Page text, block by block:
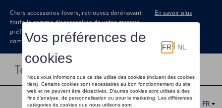
Chers accessoires-lovers, retrouvez dorénavant
toute la gamme d’accessoires de votre marque
préférée sous forme de catalogue à
commander auprès de votre concessionaire.
En savoir plus
Toggle navigation
FR